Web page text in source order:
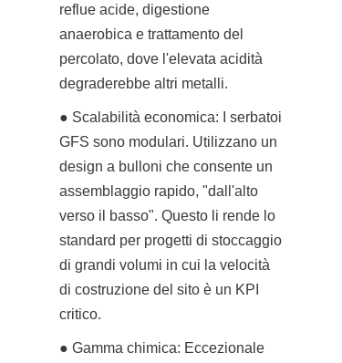
reflue acide, digestione
anaerobica e trattamento del
percolato, dove l'elevata acidità
degraderebbe altri metalli.
● Scalabilità economica: I serbatoi
GFS sono modulari. Utilizzano un
design a bulloni che consente un
assemblaggio rapido, "dall'alto
verso il basso". Questo li rende lo
standard per progetti di stoccaggio
di grandi volumi in cui la velocità
di costruzione del sito è un KPI
critico.
● Gamma chimica: Eccezionale